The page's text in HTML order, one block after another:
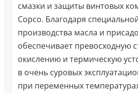
смазки и защиты винтовых
Copco. Благодаря
производства масла и
обеспечивает превосходную
окислению и термическую
в очень суровых
при переменных